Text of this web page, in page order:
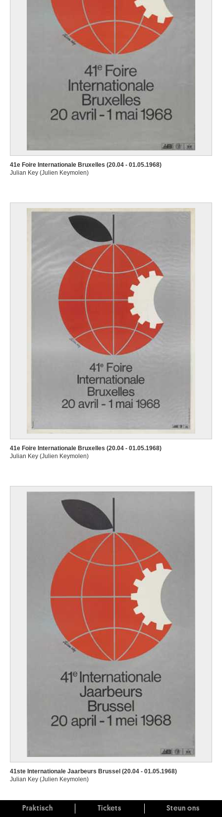
41e Foire Internationale Bruxelles (20.04 - 01.05.1968)
Julian Key (Julien Keymolen)
41e Foire Internationale Bruxelles (20.04 - 01.05.1968)
Julian Key (Julien Keymolen)
41ste Internationale Jaarbeurs Brussel (20.04 - 01.05.1968)
Julian Key (Julien Keymolen)
Praktisch Tickets Steun ons